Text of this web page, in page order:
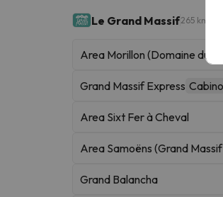
Le Grand Massif265 km
Area Morillon (Domaine du
Grand Massif Express
Area Sixt Fer à Cheval
Area Samoëns (Grand
Grand Balancha